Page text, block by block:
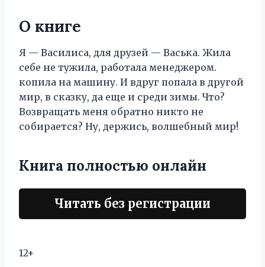
О книге
Я — Василиса, для друзей — Васька. Жила
себе не тужила, работала менеджером.
копила на машину. И вдруг попала в другой
мир, в сказку, да еще и среди зимы. Что?
Возвращать меня обратно никто не
собирается? Ну, держись, волшебный мир!
Книга полностью онлайн
Читать без регистрации
12+